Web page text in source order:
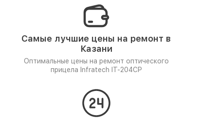
Самые лучшие цены на ремонт в
Казани
Оптимальные цены на ремонт оптического
прицела Infratech IT-204CP